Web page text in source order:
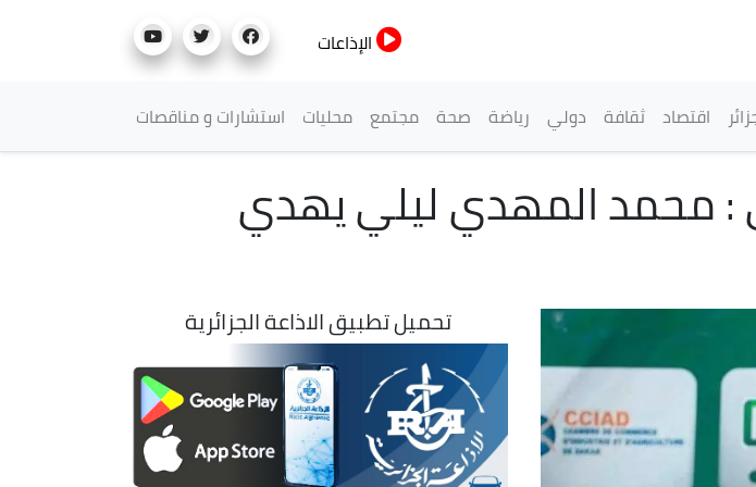
الإذاعات
الرئيسية
اقتصاد ثقافة دولي رياضة صحة مجتمع محليات استشارات و مناقصات
: محمد المهدي ليلي يهدي
تحميل تطبيق الاذاعة الجزائرية